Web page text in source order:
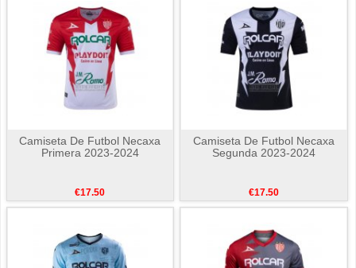
Camiseta De Futbol Necaxa
Primera 2023-2024
€17.50
Camiseta De Futbol Necaxa
Segunda 2023-2024
€17.50